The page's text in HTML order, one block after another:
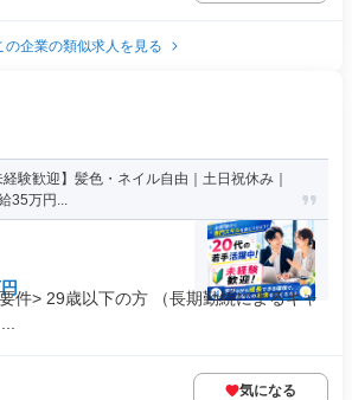
の企業の類似求人を見る
経験歓迎】髪色・ネイル自由｜土日祝休み｜
35万円...
件> 29歳以下の方 （長期勤続によるキャ
気になる